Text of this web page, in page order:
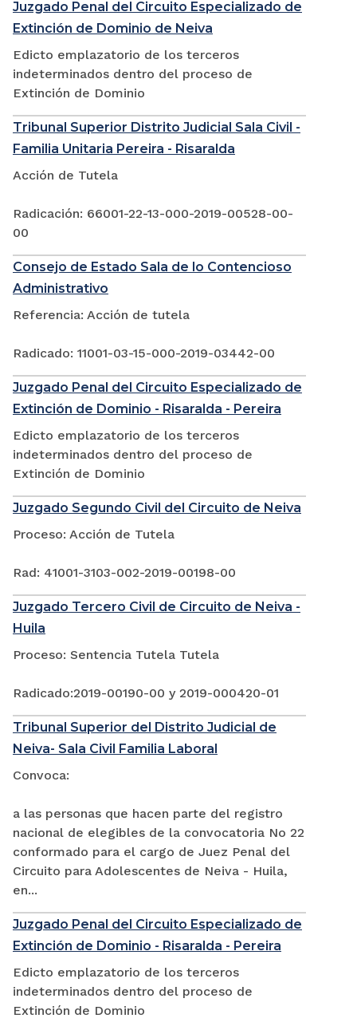
Juzgado Penal del Circuito Especializado de
Extinción de Dominio de Neiva
Edicto emplazatorio de los terceros
indeterminados dentro del proceso de
Extinción de Dominio
Tribunal Superior Distrito Judicial Sala Civil -
Familia Unitaria Pereira - Risaralda
Acción de Tutela
Radicación: 66001-22-13-000-2019-00528-00-
00
Consejo de Estado Sala de lo Contencioso
Administrativo
Referencia: Acción de tutela
Radicado: 11001-03-15-000-2019-03442-00
Juzgado Penal del Circuito Especializado de
Extinción de Dominio - Risaralda - Pereira
Edicto emplazatorio de los terceros
indeterminados dentro del proceso de
Extinción de Dominio
Juzgado Segundo Civil del Circuito de Neiva
Proceso: Acción de Tutela
Rad: 41001-3103-002-2019-00198-00
Juzgado Tercero Civil de Circuito de Neiva -
Huila
Proceso: Sentencia Tutela Tutela
Radicado:2019-00190-00 y 2019-000420-01
Tribunal Superior del Distrito Judicial de
Neiva- Sala Civil Familia Laboral
Convoca:
a las personas que hacen parte del registro
nacional de elegibles de la convocatoria No 22
conformado para el cargo de Juez Penal del
Circuito para Adolescentes de Neiva - Huila,
en...
Juzgado Penal del Circuito Especializado de
Extinción de Dominio - Risaralda - Pereira
Edicto emplazatorio de los terceros
indeterminados dentro del proceso de
Extinción de Dominio